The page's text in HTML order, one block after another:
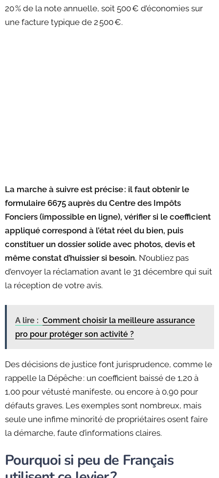
20 % de la note annuelle, soit 500 € d’économies sur
une facture typique de 2 500 €.
La marche à suivre est précise : il faut obtenir le
formulaire 6675 auprès du Centre des Impôts
Fonciers (impossible en ligne), vérifier si le coefficient
appliqué correspond à l’état réel du bien, puis
constituer un dossier solide avec photos, devis et
même constat d’huissier si besoin. N’oubliez pas
d’envoyer la réclamation avant le 31 décembre qui suit
la réception de votre avis.
A lire : Comment choisir la meilleure assurance
pro pour protéger son activité ?
Des décisions de justice font jurisprudence, comme le
rappelle la Dépêche : un coefficient baissé de 1,20 à
1,00 pour vétusté manifeste, ou encore à 0,90 pour
défauts graves. Les exemples sont nombreux, mais
seule une infime minorité de propriétaires osent faire
la démarche, faute d’informations claires.
Pourquoi si peu de Français